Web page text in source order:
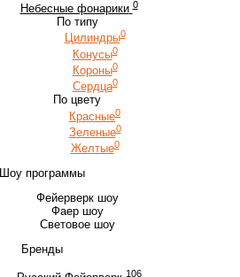
Небесные фонарики 0
По типу
Цилиндры0
Конусы0
Короны0
Сердца0
По цвету
Красные0
Зеленые0
Желтые0
Шоу программы
Фейерверк шоу
Фаер шоу
Световое шоу
Бренды
106